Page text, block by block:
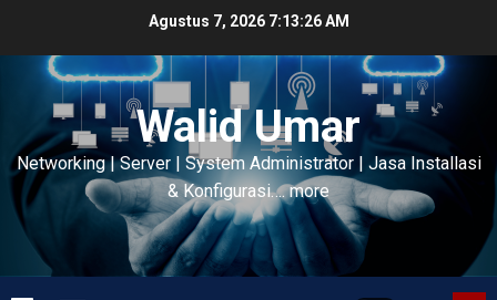
content
Agustus 7, 2026 7:13:27 AM
Walid Umar
Networking | Server | System Administrator | Jasa Installasi
& Konfigurasi…. more